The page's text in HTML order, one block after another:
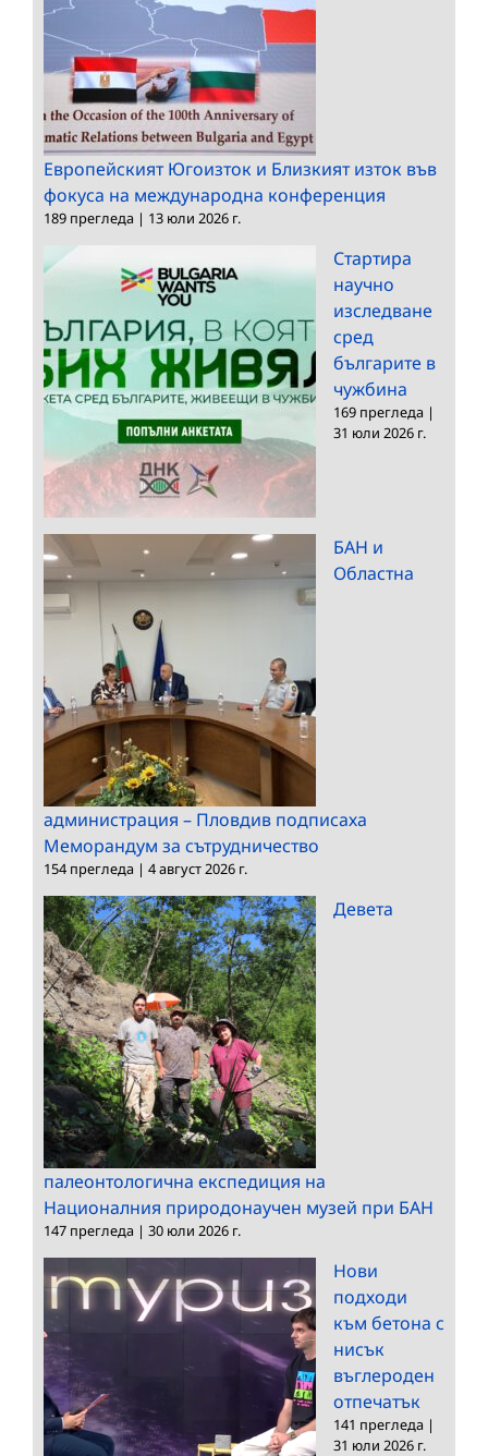
Европейският Югоизток и Близкият изток във
фокуса на международна конференция
189 прегледа | 13 юли 2026 г.
Стартира
научно
изследване
сред
българите в
чужбина
169 прегледа |
31 юли 2026 г.
БАН и
Областна
администрация – Пловдив подписаха
Меморандум за сътрудничество
154 прегледа | 4 август 2026 г.
Девета
палеонтологична експедиция на
Националния природонаучен музей при БАН
147 прегледа | 30 юли 2026 г.
Нови
подходи
към бетона с
нисък
въглероден
отпечатък
141 прегледа |
31 юли 2026 г.